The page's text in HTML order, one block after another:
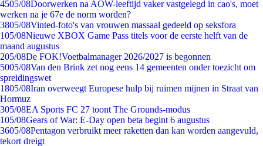
4505/08Doorwerken na AOW-leeftijd vaker vastgelegd in cao's, moet
werken na je 67e de norm worden?
3805/08Vinted-foto's van vrouwen massaal gedeeld op seksfora
105/08Nieuwe XBOX Game Pass titels voor de eerste helft van de
maand augustus
205/08De FOK!Voetbalmanager 2026/2027 is begonnen
5005/08Van den Brink zet nog eens 14 gemeenten onder toezicht om
spreidingswet
1805/08Iran overweegt Europese hulp bij ruimen mijnen in Straat van
Hormuz
305/08EA Sports FC 27 toont The Grounds-modus
105/08Gears of War: E-Day open beta begint 6 augustus
3605/08Pentagon verbruikt meer raketten dan kan worden aangevuld,
tekort dreigt